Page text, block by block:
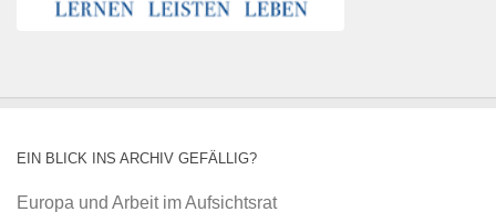
EIN BLICK INS ARCHIV GEFÄLLIG?
Europa und Arbeit im Aufsichtsrat